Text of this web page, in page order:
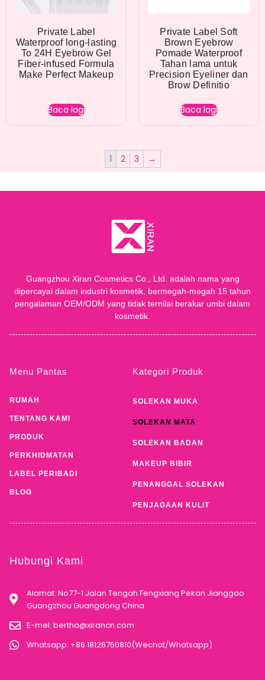
Private Label
Waterproof long-lasting
To 24H Eyebrow Gel
Fiber-infused Formula
Make Perfect Makeup
Baca lagi
Private Label Soft
Brown Eyebrow
Pomade Waterproof
Tahan lama untuk
Precision Eyeliner dan
Brow Definitio
Baca lagi
1 2 3 →
Guangzhou Xiran Cosmetics Co., Ltd. adalah nama yang
dipercayai dalam industri kosmetik, bermegah-megah 15 tahun
pengalaman OEM/ODM yang tidak ternilai berakar umbi dalam
kosmetik.
Menu Pantas
RUMAH
TENTANG KAMI
PRODUK
PERKHIDMATAN
LABEL PERIBADI
BLOG
Kategori Produk
SOLEKAN MUKA
SOLEKAN MATA
SOLEKAN BADAN
MAKEUP BIBIR
PENANGGAL SOLEKAN
PENJAGAAN KULIT
Hubungi Kami
Alamat: No77-1 Jalan Tengah Fengxiang Pekan Jianggao
Guangzhou Guangdong China
E-mel: bertha@xirancn.com
Whatsapp: +86 18126750810(Wechat/Whatsapp)